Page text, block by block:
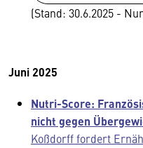
(Stand: 30.6.2025 -
Juni 2025
Nutri-Score:
nicht gegen
Koßdorff fordert